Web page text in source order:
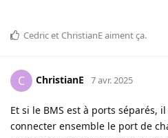
Cedricet ChristianEaiment ça.
C ChristianE 7 avr. 2025
Et si le BMS est à ports séparés, il
connecter ensemble le port de